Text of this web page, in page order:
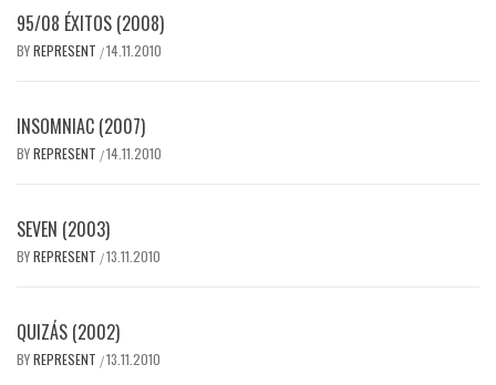
95/08 ÉXITOS (2008)
BYREPRESENT /14.11.2010
INSOMNIAC (2007)
BYREPRESENT /14.11.2010
SEVEN (2003)
BYREPRESENT /13.11.2010
QUIZÁS (2002)
BYREPRESENT /13.11.2010